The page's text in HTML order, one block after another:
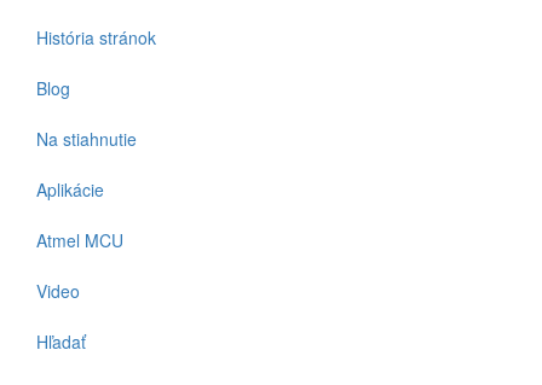
História stránok
Blog
Na stiahnutie
Aplikácie
Atmel MCU
Video
Hľadať